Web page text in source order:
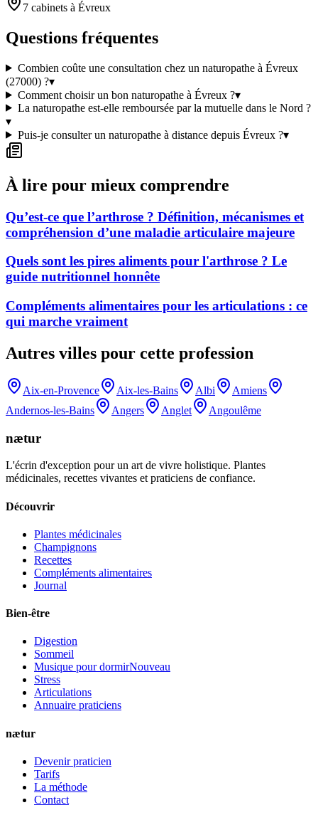
7 cabinets à Évreux
Questions fréquentes
Combien coûte une consultation chez un naturopathe à Évreux
(27000) ?▾
Comment choisir un bon naturopathe à Évreux ?▾
La naturopathe est-elle remboursée par la mutuelle dans le Nord ?
▾
Puis-je consulter un naturopathe à distance depuis Évreux ?▾
À lire pour mieux comprendre
Qu’est-ce que l’arthrose ? Définition, mécanismes et
compréhension d’une maladie articulaire majeure
Quels sont les pires aliments pour l'arthrose ? Le
guide nutritionnel honnête
Compléments alimentaires pour les articulations : ce
qui marche vraiment
Autres villes pour cette profession
Aix-en-Provence Aix-les-Bains Albi
Amiens
Andernos-les-Bains
Angers Anglet Angoulême
nætur
L'écrin d'exception pour un art de vivre holistique. Plantes
médicinales, recettes vivantes et praticiens de confiance.
Découvrir
Plantes médicinales
Champignons
Recettes
Compléments alimentaires
Journal
Bien-être
Digestion
Sommeil
Musique pour dormirNouveau
Stress
Articulations
Annuaire praticiens
nætur
Devenir praticien
Tarifs
La méthode
Contact